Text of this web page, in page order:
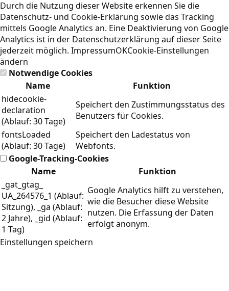
Durch die Nutzung dieser Website erkennen Sie die
Datenschutz- und Cookie-Erklärung sowie das Tracking
mittels Google Analytics an. Eine Deaktivierung von Google
Analytics ist in der Datenschutzerklärung auf dieser Seite
jederzeit möglich. ImpressumOKCookie-Einstellungen
ändern
Notwendige Cookies
Name
Funktion
hidecookie-
declaration
(Ablauf: 30 Tage)
Speichert den Zustimmungsstatus des
Benutzers für Cookies.
fontsLoaded
(Ablauf: 30 Tage)
Speichert den Ladestatus von
Webfonts.
Google-Tracking-Cookies
Name
Funktion
_gat_gtag_
UA_264576_1 (Ablauf:
Sitzung), _ga (Ablauf:
2 Jahre), _gid (Ablauf:
1 Tag)
Google Analytics hilft zu verstehen,
wie die Besucher diese Website
nutzen. Die Erfassung der Daten
erfolgt anonym.
Einstellungen speichern